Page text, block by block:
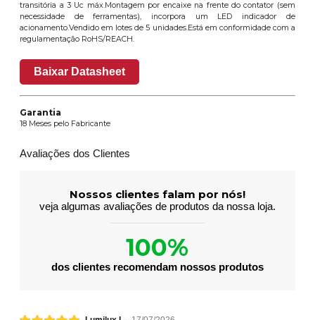
transitória a 3 Uc máx.Montagem por encaixe na frente do contator (sem
necessidade de ferramentas), incorpora um LED indicador de
acionamento.Vendido em lotes de 5 unidades.Está em conformidade com a
regulamentação RoHS/REACH.
Baixar Datasheet
Garantia
18 Meses pelo Fabricante
Avaliações dos Clientes
Nossos clientes falam por nós!
veja algumas avaliações de produtos da nossa loja.
100%
dos clientes recomendam nossos produtos